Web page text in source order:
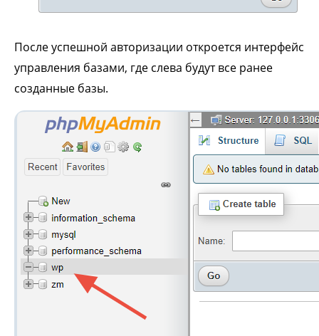
После успешной авторизации откроется интерфейс
управления базами, где слева будут все ранее
созданные базы.